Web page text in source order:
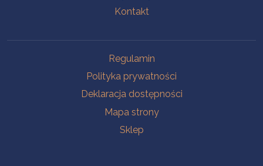
Kontakt
Regulamin
Polityka prywatności
Deklaracja dostępności
Mapa strony
Sklep